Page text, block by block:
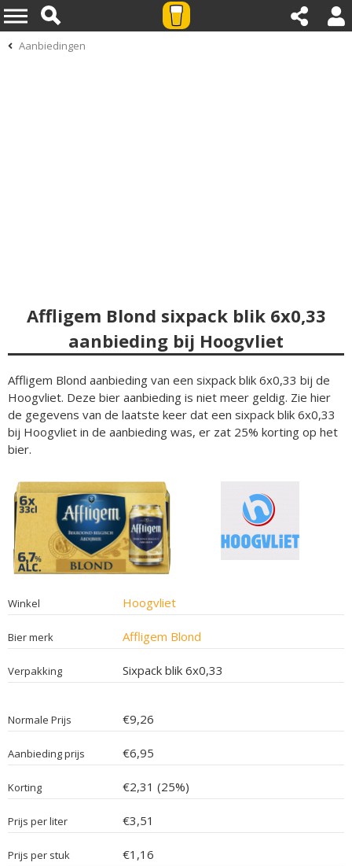
Aanbiedingen
Affligem Blond sixpack blik 6x0,33
aanbieding bij Hoogvliet
Affligem Blond aanbieding van een sixpack blik 6x0,33 bij de
Hoogvliet. Deze bier aanbieding is niet meer geldig. Zie hier
de gegevens van de laatste keer dat een sixpack blik 6x0,33
bij Hoogvliet in de aanbieding was, er zat 25% korting op het
bier.
Winkel Hoogvliet
Bier merk Affligem Blond
Verpakking Sixpack blik 6x0,33
Normale Prijs €9,26
Aanbieding prijs €6,95
Korting €2,31 (25%)
Prijs per liter €3,51
Prijs per stuk €1,16